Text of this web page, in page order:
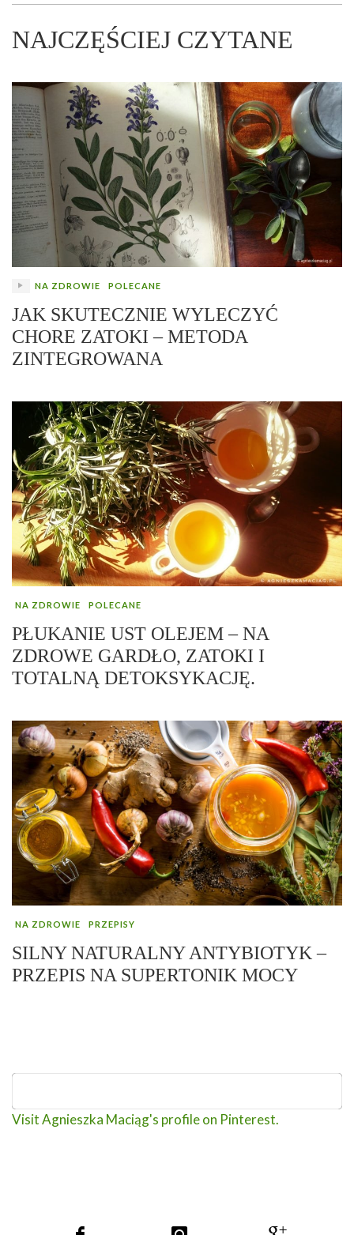
NAJCZĘŚCIEJ CZYTANE
NA ZDROWIE POLECANE
JAK SKUTECZNIE WYLECZYĆ
CHORE ZATOKI – METODA
ZINTEGROWANA
NA ZDROWIE POLECANE
PŁUKANIE UST OLEJEM – NA
ZDROWE GARDŁO, ZATOKI I
TOTALNĄ DETOKSYKACJĘ.
NA ZDROWIE PRZEPISY
SILNY NATURALNY ANTYBIOTYK –
PRZEPIS NA SUPERTONIK MOCY
Visit Agnieszka Maciąg's profile on Pinterest.